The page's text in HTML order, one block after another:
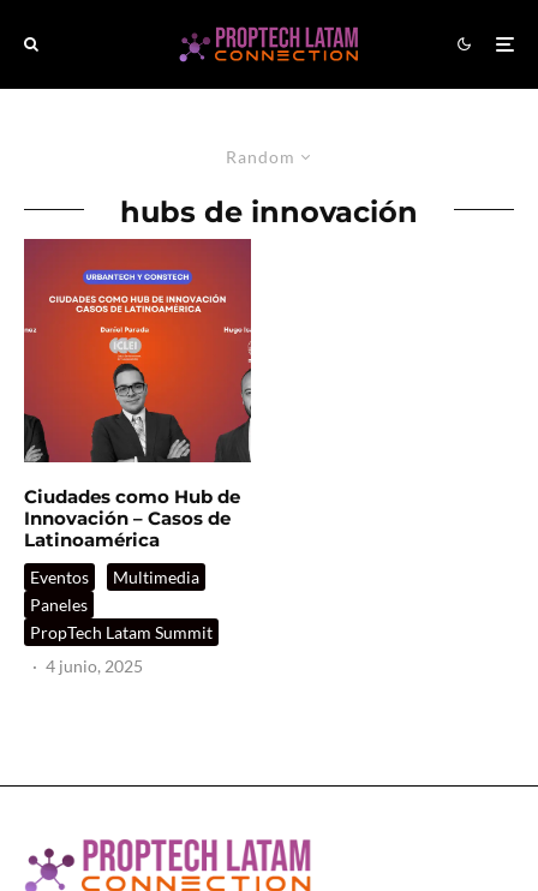
Random
hubs de innovación
Ciudades como Hub de
Innovación – Casos de
Latinoamérica
Eventos
Multimedia
Paneles
PropTech Latam Summit
· 4 junio, 2025